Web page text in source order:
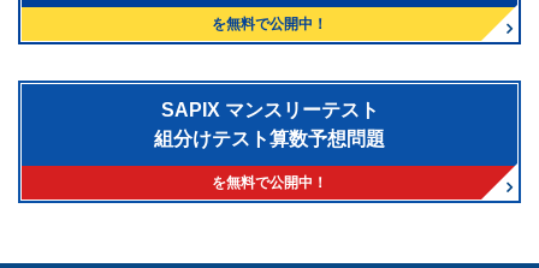
を無料で公開中！
SAPIX マンスリーテスト
組分けテスト算数予想問題
を無料で公開中！